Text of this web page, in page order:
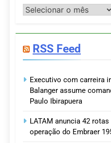
Postagens
RSS Feed
Executivo com carreira
Balanger assume
Paulo Ibirapuera
LATAM anuncia 42
operação do Embraer